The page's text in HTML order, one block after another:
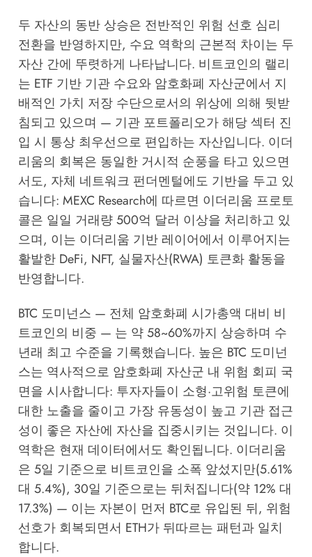
두 자산의 동반 상승은 전반적인 위험 선호 심리
전환을 반영하지만, 수요 역학의 근본적 차이는 두
자산 간에 뚜렷하게 나타납니다. 비트코인의 랠리
는 ETF 기반 기관 수요와 암호화폐 자산군에서 지
배적인 가치 저장 수단으로서의 위상에 의해 뒷받
침되고 있으며 — 기관 포트폴리오가 해당 섹터 진
입 시 통상 최우선으로 편입하는 자산입니다. 이더
리움의 회복은 동일한 거시적 순풍을 타고 있으면
서도, 자체 네트워크 펀더멘털에도 기반을 두고 있
습니다: MEXC Research에 따르면 이더리움 프로토
콜은 일일 거래량 500억 달러 이상을 처리하고 있
으며, 이는 이더리움 기반 레이어에서 이루어지는
활발한 DeFi, NFT, 실물자산(RWA) 토큰화 활동을
반영합니다.
BTC 도미넌스 — 전체 암호화폐 시가총액 대비 비
트코인의 비중 — 는 약 58~60%까지 상승하며 수
년래 최고 수준을 기록했습니다. 높은 BTC 도미넌
스는 역사적으로 암호화폐 자산군 내 위험 회피 국
면을 시사합니다: 투자자들이 소형·고위험 토큰에
대한 노출을 줄이고 가장 유동성이 높고 기관 접근
성이 좋은 자산에 자산을 집중시키는 것입니다. 이
역학은 현재 데이터에서도 확인됩니다. 이더리움
은 5일 기준으로 비트코인을 소폭 앞섰지만(5.61%
대 5.4%), 30일 기준으로는 뒤처집니다(약 12% 대
17.3%) — 이는 자본이 먼저 BTC로 유입된 뒤, 위험
선호가 회복되면서 ETH가 뒤따르는 패턴과 일치
합니다.